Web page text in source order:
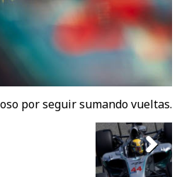
por seguir sumando vueltas.